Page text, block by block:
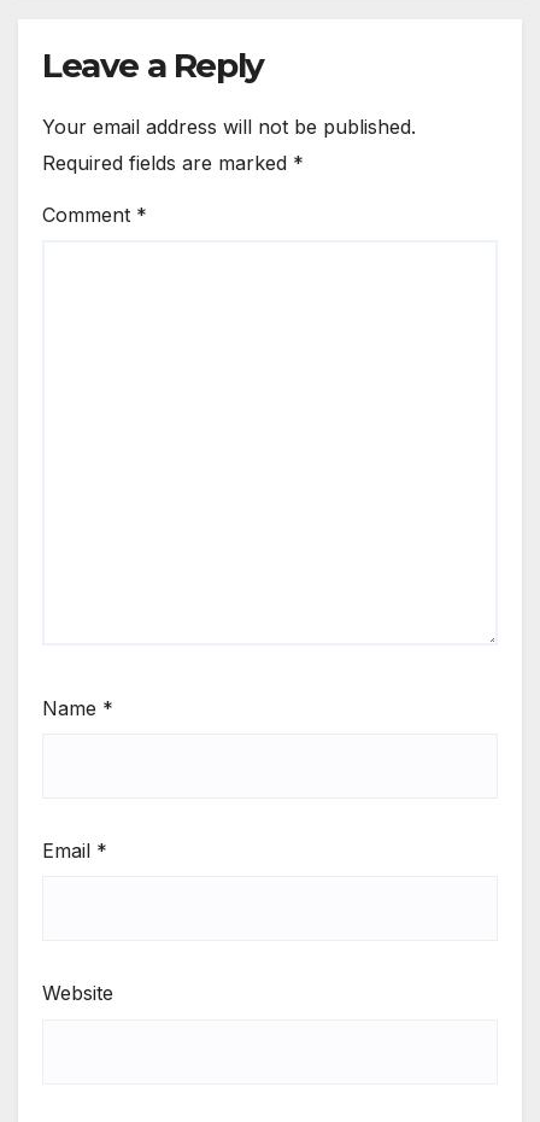
Leave a Reply
Your email address will not be published.
Required fields are marked *
Comment *
Name *
Email *
Website